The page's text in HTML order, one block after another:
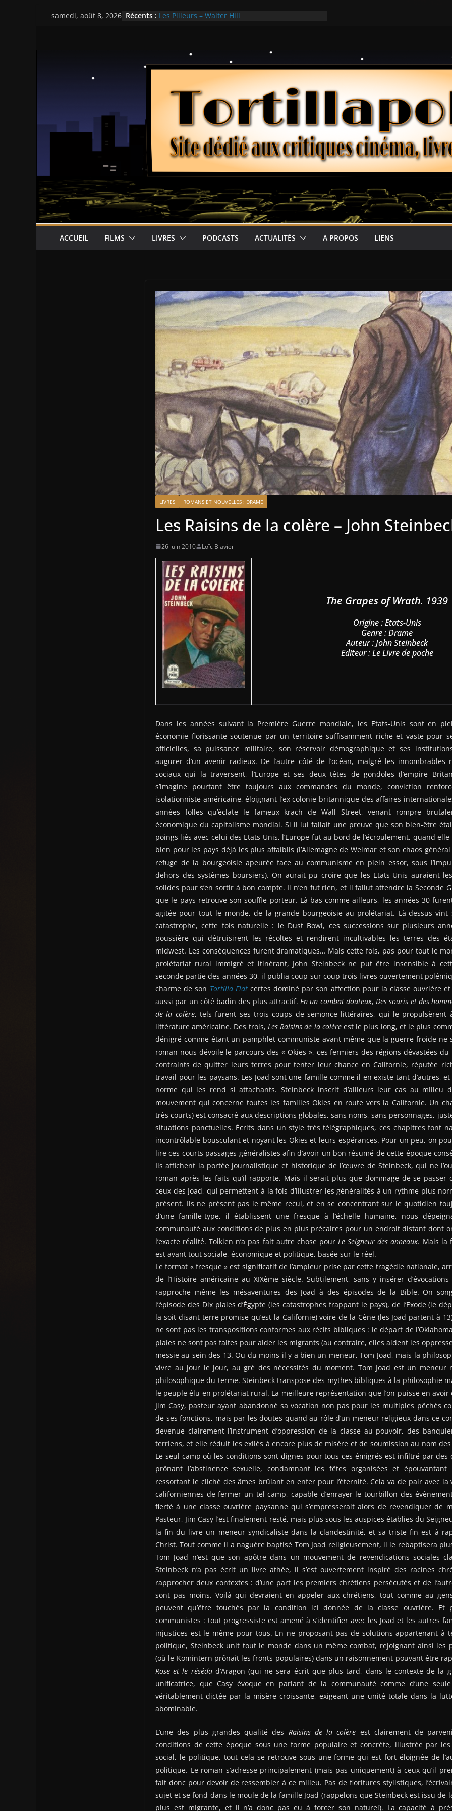
Passersamedi, août 8, 2026 Récents : Les Pilleurs – Walter Hill
Ça chauffe au lycée Ridgemont – Amy Heckerling
ACCUEIL FILMS LIVRES PODCASTS ACTUALITÉS A PROPOS LIENS
LIVRES ROMANS ET NOUVELLES : DRAME
Les Raisins de la colère – John
26 juin 2010 Loïc Blavier
The Grapes of Wrath. 1939
Origine : Etats-Unis
Genre : Drame
Auteur : John Steinbeck
Editeur : Le Livre de poche
Dans les années suivant la Première Guerre mondiale, les Etats-Unis sont en
économie florissante soutenue par un territoire suffisamment riche et vaste pour
officielles, sa puissance militaire, son réservoir démographique et ses
augurer d’un avenir radieux. De l’autre côté de l’océan, malgré les innombrables
sociaux qui la traversent, l’Europe et ses deux têtes de gondoles (l’empire
s’imagine pourtant être toujours aux commandes du monde, conviction
isolationniste américaine, éloignant l’ex colonie britannique des affaires
années folles qu’éclate le fameux krach de Wall Street, venant rompre
économique du capitalisme mondial. Si il lui fallait une preuve que son bien-être
poings liés avec celui des Etats-Unis, l’Europe fut au bord de l’écroulement, quand elle
bien pour les pays déjà les plus affaiblis (l’Allemagne de Weimar et son chaos
refuge de la bourgeoisie apeurée face au communisme en plein essor, sous
dehors des systèmes boursiers). On aurait pu croire que les Etats-Unis auraient
solides pour s’en sortir à bon compte. Il n’en fut rien, et il fallut attendre la Seconde
que le pays retrouve son souffle porteur. Là-bas comme ailleurs, les années 30
agitée pour tout le monde, de la grande bourgeoisie au prolétariat. Là-dessus
catastrophe, cette fois naturelle : le Dust Bowl, ces successions sur plusieurs
poussière qui détruisirent les récoltes et rendirent incultivables les terres des
midwest. Les conséquences furent dramatiques… Mais cette fois, pas pour tout le
prolétariat rural immigré et itinérant, John Steinbeck ne put être insensible à
seconde partie des années 30, il publia coup sur coup trois livres ouvertement
charme de son Tortilla Flatcertes dominé par son affection pour la classe ouvrière
aussi par un côté badin des plus attractif. En un combat douteux, Des souris et des
de la colère, tels furent ses trois coups de semonce littéraires, qui le propulsèrent
littérature américaine. Des trois, Les Raisins de la colèreest le plus long, et le plus
dénigré comme étant un pamphlet communiste avant même que la guerre froide ne
roman nous dévoile le parcours des « Okies », ces fermiers des régions dévastées
contraints de quitter leurs terres pour tenter leur chance en Californie, réputée
travail pour les paysans. Les Joad sont une famille comme il en existe tant d’autres, et
norme qui les rend si attachants. Steinbeck inscrit d’ailleurs leur cas au milieu
mouvement qui concerne toutes les familles Okies en route vers la Californie. Un
très courts) est consacré aux descriptions globales, sans noms, sans personnages,
situations ponctuelles. Écrits dans un style très télégraphiques, ces chapitres font
incontrôlable bousculant et noyant les Okies et leurs espérances. Pour un peu, on
lire ces courts passages généralistes afin d’avoir un bon résumé de cette époque
Ils affichent la portée journalistique et historique de l’œuvre de Steinbeck, qui ne
roman après les faits qu’il rapporte. Mais il serait plus que dommage de se passer
ceux des Joad, qui permettent à la fois d’illustrer les généralités à un rythme plus
présent. Ils ne présent pas le même recul, et en se concentrant sur le quotidien
d’une famille-type, il établissent une fresque à l’échelle humaine, nous
communauté aux conditions de plus en plus précaires pour un endroit distant dont
l’exacte réalité. Tolkien n’a pas fait autre chose pour Le Seigneur des anneaux. Mais la
est avant tout sociale, économique et politique, basée sur le réel.
Le format « fresque » est significatif de l’ampleur prise par cette tragédie nationale,
de l’Histoire américaine au XIXème siècle. Subtilement, sans y insérer
rapproche même les mésaventures des Joad à des épisodes de la Bible. On
l’épisode des Dix plaies d’Égypte (les catastrophes frappant le pays), de l’Exode (le
la soit-disant terre promise qu’est la Californie) voire de la Cène (les Joad partent à
ne sont pas les transpositions conformes aux récits bibliques : le départ de
plaies ne sont pas faites pour aider les migrants (au contraire, elles aident les
messie au sein des 13. Ou du moins il y a bien un meneur, Tom Joad, mais la
vivre au jour le jour, au gré des nécessités du moment. Tom Joad est un meneur
philosophique du terme. Steinbeck transpose des mythes bibliques à la philosophie
le peuple élu en prolétariat rural. La meilleure représentation que l’on puisse en avoir
Jim Casy, pasteur ayant abandonné sa vocation non pas pour les multiples pêchés
de ses fonctions, mais par les doutes quand au rôle d’un meneur religieux dans ce
devenue clairement l’instrument d’oppression de la classe au pouvoir, des
terriens, et elle réduit les exilés à encore plus de misère et de soumission au nom
Le seul camp où les conditions sont dignes pour tous ces émigrés est infiltré par des
prônant l’abstinence sexuelle, condamnant les fêtes organisées et
ressortant le cliché des âmes brûlant en enfer pour l’éternité. Cela va de pair avec la
californiennes de fermer un tel camp, capable d’enrayer le tourbillon des
fierté à une classe ouvrière paysanne qui s’empresserait alors de revendiquer de
Pasteur, Jim Casy l’est finalement resté, mais plus sous les auspices établies du
la fin du livre un meneur syndicaliste dans la clandestinité, et sa triste fin est à
Christ. Tout comme il a naguère baptisé Tom Joad religieusement, il le rebaptisera
Tom Joad n’est que son apôtre dans un mouvement de revendications sociales
Steinbeck n’a pas écrit un livre athée, il s’est ouvertement inspiré des racines
rapprocher deux contextes : d’une part les premiers chrétiens persécutés et de
sont pas moins. Voilà qui devraient en appeler aux chrétiens, tout comme au
peuvent qu’être touchés par la condition ici donnée de la classe ouvrière. Et
communistes : tout progressiste est amené à s’identifier avec les Joad et les autres
injustices est le même pour tous. En ne proposant pas de solutions appartenant à
politique, Steinbeck unit tout le monde dans un même combat, rejoignant ainsi les
(où le Komintern prônait les fronts populaires) dans un raisonnement pouvant être
Rose et le résédad’Aragon (qui ne sera écrit que plus tard, dans le contexte de la
unificatrice, que Casy évoque en parlant de la communauté comme d’une
véritablement dictée par la misère croissante, exigeant une unité totale dans la
abominable.
L’une des plus grandes qualité des Raisins de la colère est clairement de
conditions de cette époque sous une forme populaire et concrète, illustrée par les
social, le politique, tout cela se retrouve sous une forme qui est fort éloignée de
politique. Le roman s’adresse principalement (mais pas uniquement) à ceux qu’il
fait donc pour devoir de ressembler à ce milieu. Pas de fioritures stylistiques,
sujet et se fond dans le moule de la famille Joad (rappelons que Steinbeck est issu de
plus est migrante, et il n’a donc pas eu à forcer son naturel). La capacité à